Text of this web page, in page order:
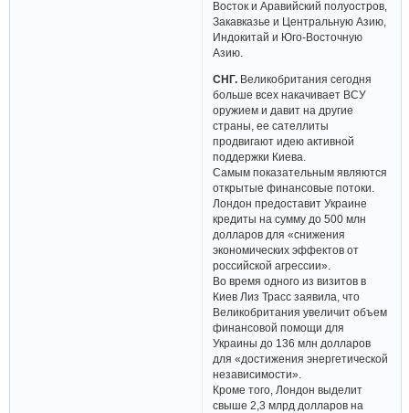
Восток и Аравийский полуостров,
Закавказье и Центральную Азию,
Индокитай и Юго-Восточную
Азию.
СНГ. Великобритания сегодня
больше всех накачивает ВСУ
оружием и давит на другие
страны, ее сателлиты
продвигают идею активной
поддержки Киева.
Самым показательным являются
открытые финансовые потоки.
Лондон предоставит Украине
кредиты на сумму до 500 млн
долларов для «снижения
экономических эффектов от
российской агрессии».
Во время одного из визитов в
Киев Лиз Трасс заявила, что
Великобритания увеличит объем
финансовой помощи для
Украины до 136 млн долларов
для «достижения энергетической
независимости».
Кроме того, Лондон выделит
свыше 2,3 млрд долларов на